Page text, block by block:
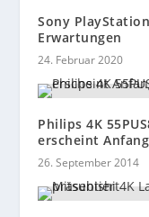
Sony
Erwartungen
24. Februar 2020
Philips 4K
erscheint
26. September 2014